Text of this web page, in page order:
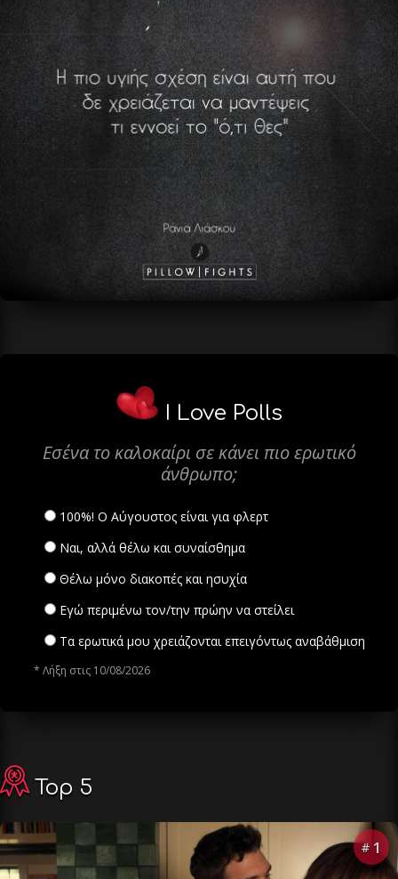
I Love Polls
Εσένα το καλοκαίρι σε κάνει πιο ερωτικό
άνθρωπο;
100%! Ο Αύγουστος είναι για φλερτ
Ναι, αλλά θέλω και συναίσθημα
Θέλω μόνο διακοπές και ησυχία
Εγώ περιμένω τον/την πρώην να στείλει
Τα ερωτικά μου χρειάζονται επειγόντως αναβάθμιση
* Λήξη στις 10/08/2026
Top 5
# 1